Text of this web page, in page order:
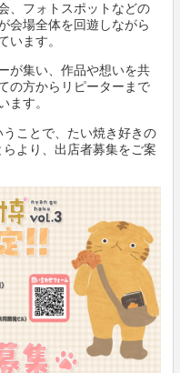
、フォトスポットなどの
会場全体を回遊しながら
います。
が集い、作品や想いを共
の方からリピーターまで
ます。
ことで、たい焼き好きの
より、出店者募集をご案